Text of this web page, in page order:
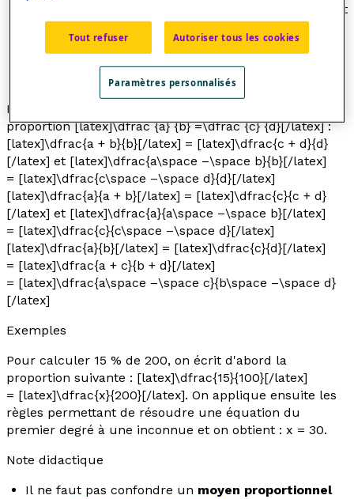
sont
appelés lesmoyens(outermes moyens).
Dans une proportion à trois termes [latex]\dfrac {a}
moyen proportionnel.
Les opérations suivantes sont admises à partir de la
proportion [latex]\dfrac {a} {b} =\dfrac {c} {d}[/latex] :
[latex]\dfrac{a + b}{b}[/latex] = [latex]\dfrac{c + d}{d}
[/latex] et [latex]\dfrac{a\space –\space b}{b}[/latex]
= [latex]\dfrac{c\space –\space d}{d}[/latex]
[latex]\dfrac{a}{a + b}[/latex] = [latex]\dfrac{c}{c + d}
[/latex] et [latex]\dfrac{a}{a\space –\space b}[/latex]
= [latex]\dfrac{c}{c\space –\space d}[/latex]
[latex]\dfrac{a}{b}[/latex] = [latex]\dfrac{c}{d}[/latex]
= [latex]\dfrac{a + c}{b + d}[/latex]
= [latex]\dfrac{a\space –\space c}{b\space –\space d}
[/latex]
Exemples
Pour calculer 15 % de 200, on écrit d'abord la
proportion suivante : [latex]\dfrac{15}{100}[/latex]
= [latex]\dfrac{x}{200}[/latex]. On applique ensuite les
règles permettant de résoudre une équation du
premier degré à une inconnue et on obtient : x = 30.
Note didactique
Il ne faut pas confondre un moyen proportionnel
Tout refuser Autoriser tous les cookies
Paramètres personnalisés